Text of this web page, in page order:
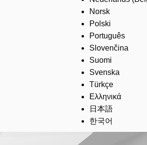
Norsk
Polski
Português
Slovenčina
Suomi
Svenska
Türkçe
Ελληνικά
日本語
한국어